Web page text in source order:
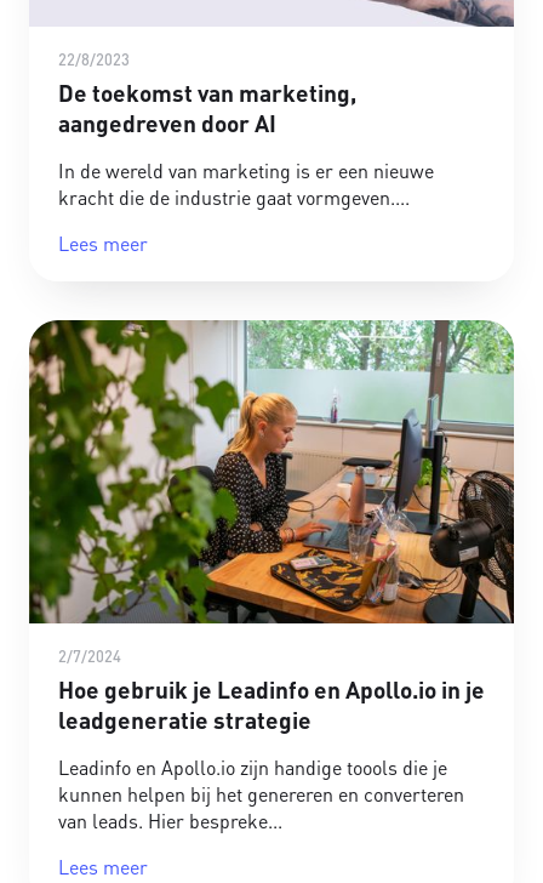
22/8/2023
De toekomst van marketing,
aangedreven door AI
In de wereld van marketing is er een nieuwe
kracht die de industrie gaat vormgeven.
Lees meer
2/7/2024
Hoe gebruik je Leadinfo en Apollo.io in je
leadgeneratie strategie
Leadinfo en Apollo.io zijn handige toools die je
kunnen helpen bij het genereren en converteren
van leads. Hier bespreke
Lees meer